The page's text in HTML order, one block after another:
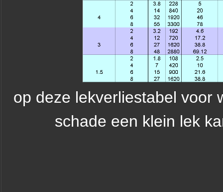
op deze lekverliestabel voor
schade een klein lek